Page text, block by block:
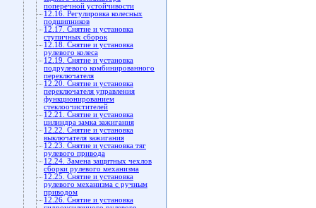
поперечной устойчивости
12.16. Регулировка колесных
подшипников
12.17. Снятие и установка
ступичных сборок
12.18. Снятие и установка
рулевого колеса
12.19. Снятие и установка
подрулевого комбинированного
переключателя
12.20. Снятие и установка
переключателя управления
функционированием
стеклоочистителей
12.21. Снятие и установка
цилиндра замка зажигания
12.22. Снятие и установка
выключателя зажигания
12.23. Снятие и установка тяг
рулевого привода
12.24. Замена защитных чехлов
сборки рулевого механизма
12.25. Снятие и установка
рулевого механизма с ручным
приводом
12.26. Снятие и установка